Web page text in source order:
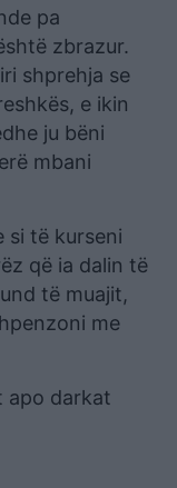
pa
zbrazur.
shprehja se
e ikin
ju bëni
mbani
si të kurseni
që ia dalin të
të muajit,
me
apo darkat